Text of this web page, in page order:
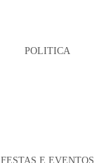
POLITICA
FESTAS E EVENTOS